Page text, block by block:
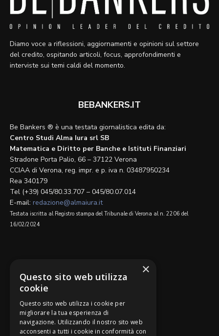
Diamo voce a riflessioni, aggiornamenti e opinioni sul settore
del credito, ospitando articoli, focus, approfondimenti e
interviste sui temi caldi del momento.
BEBANKERS.IT
Be Bankers ® è una testata giornalistica edita da:
Centro Studi Alma Iura srl SB
Matematica e Diritto per Banche e Istituti Finanziari
Stradone Porta Palio, 66 – 37122 Verona
CCIAA di Verona, reg. impr. e p. iva n. 03487950234
Rea 340179
Tel (+39) 045/80.33.707 – 045/80.07.014
E-mail: redazione@almaiura.it
Testata iscritta al Registro stampa del Tribunale di Verona al n. 2206 del
16/02/2024
Be Bankers è ideato da
×
Questo sito web utilizza
cookie
Questo sito web utilizza i cookie per
migliorare la tua esperienza di
navigazione. Utilizzando il nostro sito web
acconsenti a tutti i cookie in conformità con